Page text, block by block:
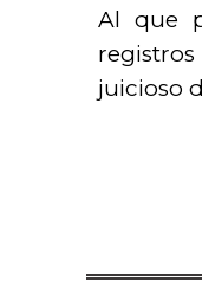
Al que
juicioso